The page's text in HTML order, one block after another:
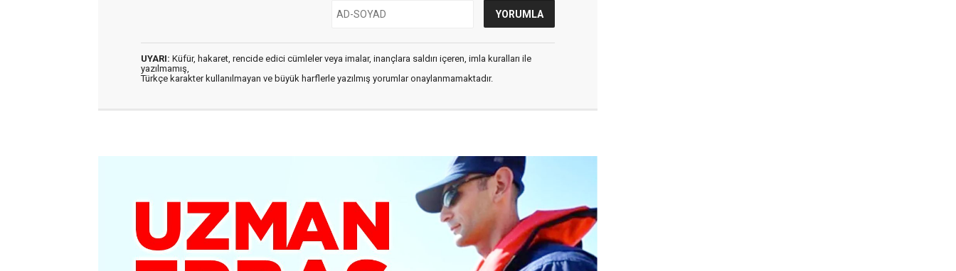
UYARI: Küfür, hakaret, rencide edici cümleler veya imalar, inançlara saldırı içeren, imla kuralları ile
yazılmamış,
Türkçe karakter kullanılmayan ve büyük harflerle yazılmış yorumlar onaylanmamaktadır.